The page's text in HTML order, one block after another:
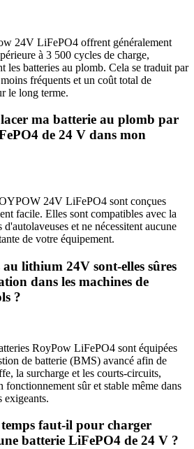
24V LiFePO4 offrent généralement
à 3 500 cycles de charge,
les batteries au plomb. Cela se traduit par
fréquents et un coût total de
le long terme.
ma batterie au plomb par
de 24 V dans mon
24V LiFePO4 sont conçues
facile. Elles sont compatibles avec la
et ne nécessitent aucune
de votre équipement.
au lithium 24V sont-elles sûres
dans les machines de
?
RoyPow LiFePO4 sont équipées
de batterie (BMS) avancé afin de
la surcharge et les courts-circuits,
fonctionnement sûr et stable même dans
exigeants.
faut-il pour charger
batterie LiFePO4 de 24 V ?